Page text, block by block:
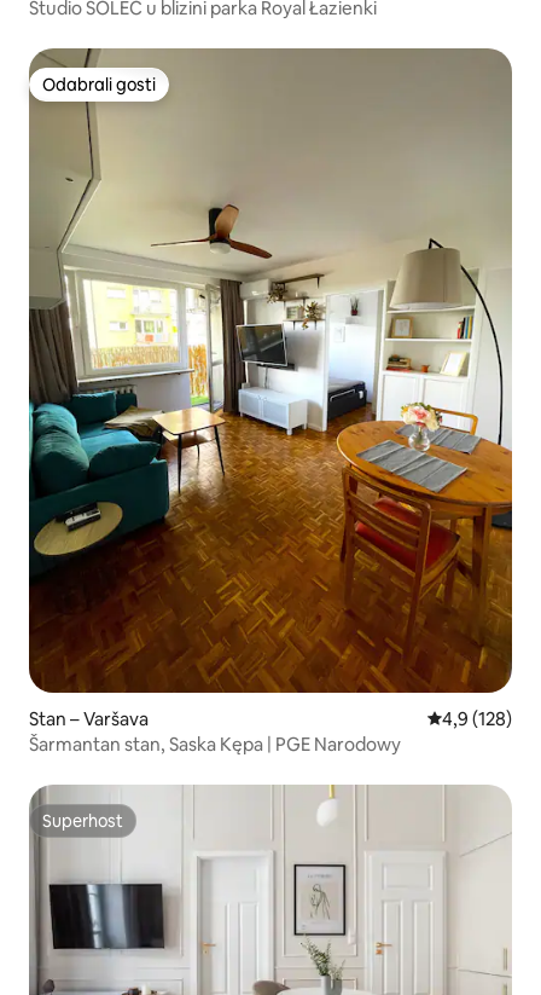
Studio SOLEC u blizini parka Royal Łazienki
Odabrali gosti
Odabrali gosti
Stan – Varšava Prosječna
4,9 (128)
Šarmantan stan, Saska Kępa | PGE Narodowy
Superhost
Superhost